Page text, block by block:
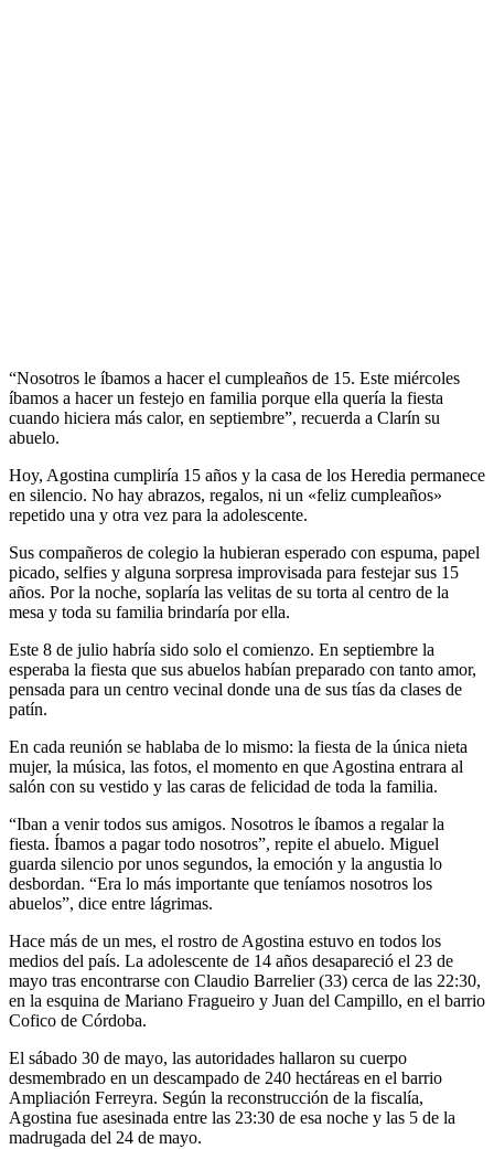
“Nosotros le íbamos a hacer el cumpleaños de 15. Este miércoles
íbamos a hacer un festejo en familia porque ella quería la fiesta
cuando hiciera más calor, en septiembre”, recuerda a Clarín su
abuelo.
Hoy, Agostina cumpliría 15 años y la casa de los Heredia permanece
en silencio. No hay abrazos, regalos, ni un «feliz cumpleaños»
repetido una y otra vez para la adolescente.
Sus compañeros de colegio la hubieran esperado con espuma, papel
picado, selfies y alguna sorpresa improvisada para festejar sus 15
años. Por la noche, soplaría las velitas de su torta al centro de la
mesa y toda su familia brindaría por ella.
Este 8 de julio habría sido solo el comienzo. En septiembre la
esperaba la fiesta que sus abuelos habían preparado con tanto amor,
pensada para un centro vecinal donde una de sus tías da clases de
patín.
En cada reunión se hablaba de lo mismo: la fiesta de la única nieta
mujer, la música, las fotos, el momento en que Agostina entrara al
salón con su vestido y las caras de felicidad de toda la familia.
“Iban a venir todos sus amigos. Nosotros le íbamos a regalar la
fiesta. Íbamos a pagar todo nosotros”, repite el abuelo. Miguel
guarda silencio por unos segundos, la emoción y la angustia lo
desbordan. “Era lo más importante que teníamos nosotros los
abuelos”, dice entre lágrimas.
Hace más de un mes, el rostro de Agostina estuvo en todos los
medios del país. La adolescente de 14 años desapareció el 23 de
mayo tras encontrarse con Claudio Barrelier (33) cerca de las 22:30,
en la esquina de Mariano Fragueiro y Juan del Campillo, en el barrio
Cofico de Córdoba.
El sábado 30 de mayo, las autoridades hallaron su cuerpo
desmembrado en un descampado de 240 hectáreas en el barrio
Ampliación Ferreyra. Según la reconstrucción de la fiscalía,
Agostina fue asesinada entre las 23:30 de esa noche y las 5 de la
madrugada del 24 de mayo.